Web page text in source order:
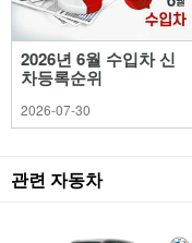
2026년 6월 수입차 신
차등록순위
2026-07-30
관련 자동차